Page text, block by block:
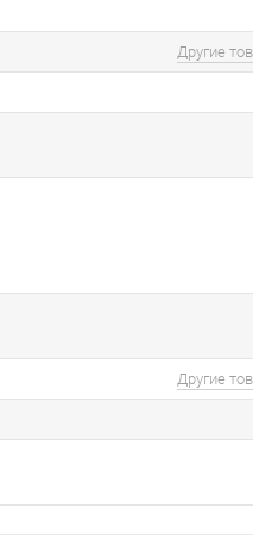
Другие
Другие